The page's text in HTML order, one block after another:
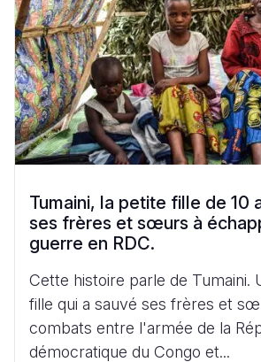
Tumaini, la petite fille de 10
ses frères et sœurs à
guerre en RDC.
Cette histoire parle de Tumaini.
fille qui a sauvé ses frères et
combats entre l'armée de la
démocratique du Congo et...